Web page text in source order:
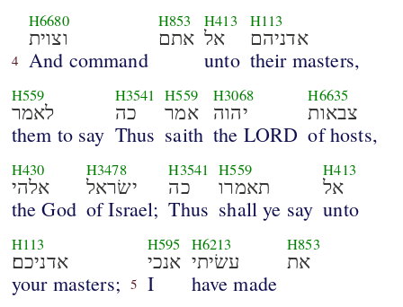
4
H6680
וצוית
And command
H853
אתם
H413
אל
unto
H113
אדניהם
their masters,
H559
לאמר
them to say
H3541
כה
Thus
H559
אמר
saith
H3068
יהוה
the LORD
H6635
צבאות
of hosts,
H430
אלהי
the God
H3478
ישׂראל
of Israel;
H3541
כה
Thus
H559
תאמרו
shall ye say
H413
אל
unto
H113
אדניכם׃
your masters; 5
H595
אנכי
I
H6213
עשׂיתי
have made
H853
את